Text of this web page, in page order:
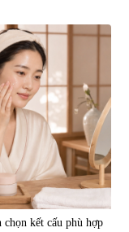
kết cấu phù hợp